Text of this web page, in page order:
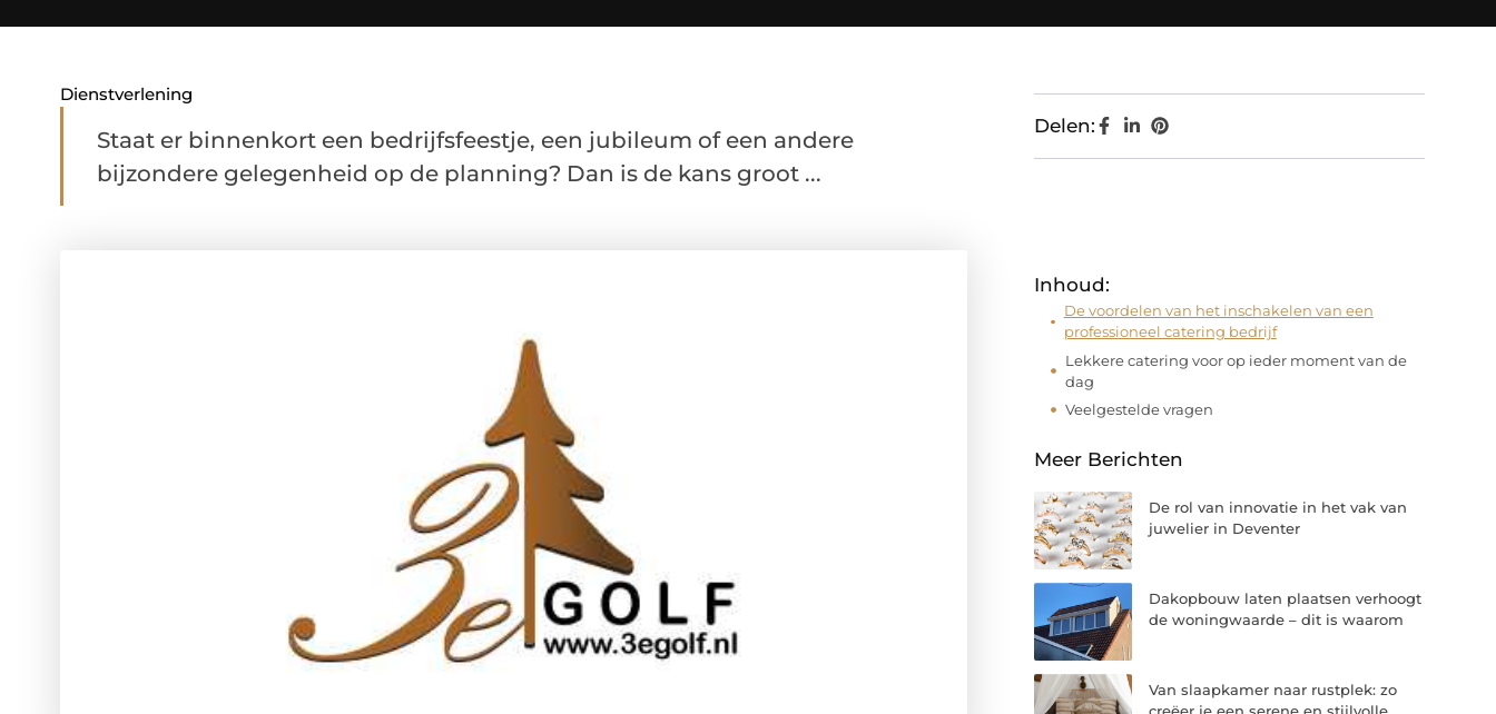
Dienstverlening
Staat er binnenkort een bedrijfsfeestje, een jubileum of een andere
bijzondere gelegenheid op de planning? Dan is de kans groot ...
Delen:
Inhoud:
De voordelen van het inschakelen van een
professioneel catering bedrijf
Lekkere catering voor op ieder moment van de
dag
Veelgestelde vragen
Meer Berichten
De rol van innovatie in het vak van
juwelier in Deventer
Dakopbouw laten plaatsen verhoogt
de woningwaarde – dit is waarom
Van slaapkamer naar rustplek: zo